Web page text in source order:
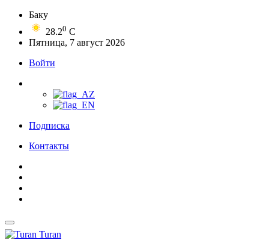
Баку
28.20 C
Пятница, 7 август 2026
Войти
Подписка
Контакты
Turan